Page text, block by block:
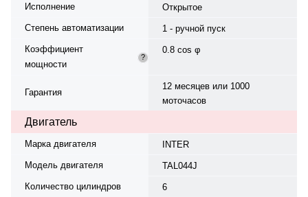
12 мес. или 1000 моточасов.
Исполнение
Открытое
Степень автоматизации
1 - ручной пуск
Коэффициент
мощности
?
0.8 cos φ
Гарантия
12 месяцев или 1000
моточасов
Двигатель
Марка двигателя
INTER
Модель двигателя
TAL044J
Количество цилиндров
6